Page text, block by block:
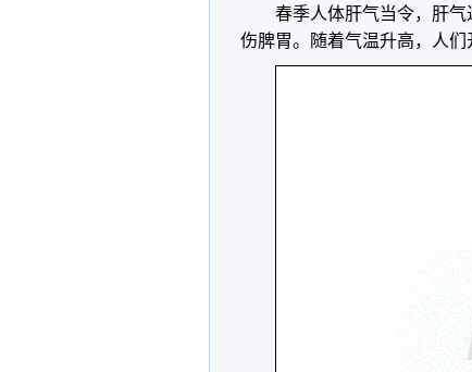
春季人体肝气当令，肝
伤脾胃。随着气温升高，人们